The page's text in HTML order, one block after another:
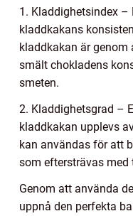
1. Kladdighetsindex
kladdkakans
kladdkakan är
smält chokladens
smeten.
2. Kladdighetsgrad –
kladdkakan upplevs
kan användas för att
som eftersträvas med
Genom att använda
uppnå den perfekta